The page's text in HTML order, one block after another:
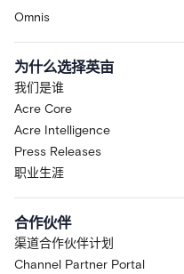
Omnis
为什么选择英亩
我们是谁
Acre Core
Acre Intelligence
Press Releases
职业生涯
合作伙伴
渠道合作伙伴计划
Channel Partner Portal